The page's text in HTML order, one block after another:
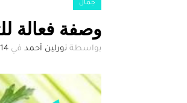
جمال
وصفة فعالة
بواسطة نورلين أحمد في 14 سبتمبر، 2024